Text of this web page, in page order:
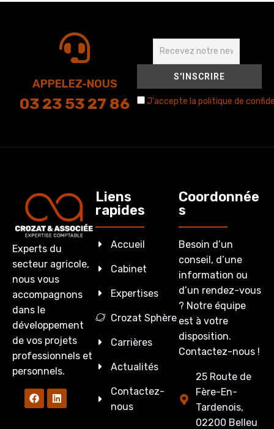
APPELEZ-NOUS
03 23 53 27 86 J'accepte la politique de
Experts du
secteur agricole,
nous vous
accompagnons
dans le
développement
de vos projets
professionnels et
personnels.
Liens
rapides
Accueil
Cabinet
Expertises
Crozat Sphère
Carrières
Actualités
Contactez-
nous
Coordonnée
s
Besoin d’un
conseil, d’une
information ou
d’un rendez-vous
? Notre équipe
est à votre
disposition.
Contactez-nous !
25 Route de
Fère-En-
Tardenois,
02200 Belleu